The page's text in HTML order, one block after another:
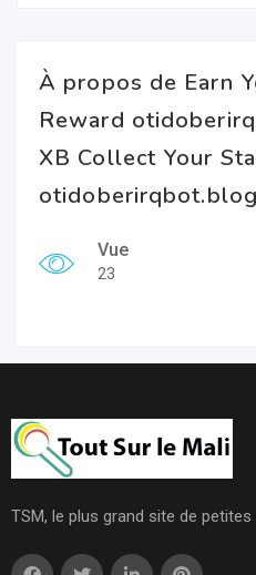
À propos de Earn
Reward
XB Collect Your
Vue
23
TSM, le plus grand site de